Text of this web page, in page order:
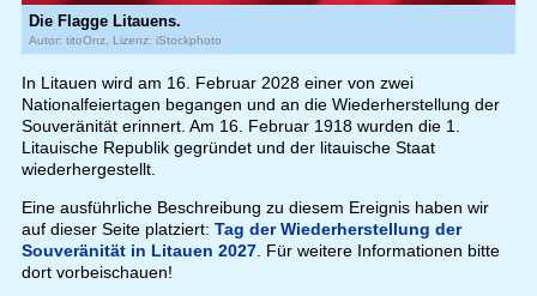
Die Flagge Litauens.
Autor: titoOnz, Lizenz: iStockphoto
In Litauen wird am 16. Februar 2028 einer von zwei
Nationalfeiertagen begangen und an die Wiederherstellung der
Souveränität erinnert. Am 16. Februar 1918 wurden die 1.
Litauische Republik gegründet und der litauische Staat
wiederhergestellt.
Eine ausführliche Beschreibung zu diesem Ereignis haben wir
auf dieser Seite platziert: Tag der Wiederherstellung der
Souveränität in Litauen 2027. Für weitere Informationen bitte
dort vorbeischauen!